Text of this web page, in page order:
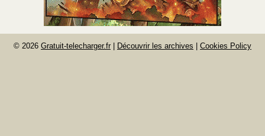
© 2026 Gratuit-telecharger.fr | Découvrir les archives | Cookies Policy